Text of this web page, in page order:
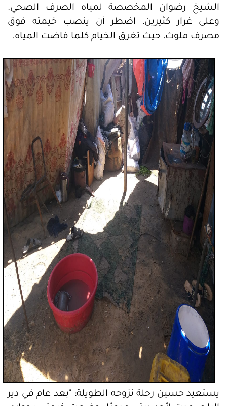
الشيخ رضوان المخصصة لمياه الصرف الصحي.
وعلى غرار كثيرين، اضطر أن ينصب خيمته فوق
مصرف ملوث، حيث تغرق الخيام كلما فاضت المياه.
يستعيد حسين رحلة نزوحه الطويلة: "بعد عام في دير